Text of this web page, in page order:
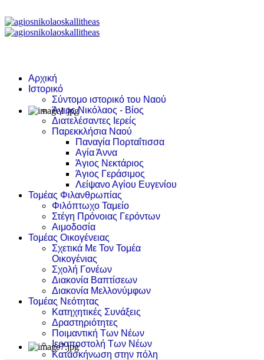
Αρχική
Ιστορικό
Σύντομο ιστορικό του Ναού
Άγιος Νικόλαος - Βίος
Διατελέσαντες Ιερείς
Παρεκκλήσια Ναού
Παναγία Πορταΐτισσα
Αγία Άννα
Άγιος Νεκτάριος
Άγιος Γεράσιμος
Λείψανο Αγίου Ευγενίου
Τομέας Φιλανθρωπίας
Φιλόπτωχο Ταμείο
Στέγη Πρόνοιας Γερόντων
Αιμοδοσία
Τομέας Οικογένειας
Σχετικά Με Τον Τομέα
Οικογένιας
Σχολή Γονέων
Διακονία Βαπτίσεων
Διακονία Μελλονύμφων
Τομέας Νεότητας
Κατηχητικές Συνάξεις
Δραστηριότητες
Ποιμαντική Των Νέων
Ιεραποστολή Των Νέων
Κατασκήνωση στην πόλη